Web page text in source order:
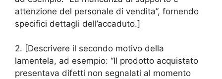
attenzione del personale di vendita”, fornendo
specifici dettagli dell’accaduto.]
2. [Descrivere il secondo motivo della
lamentela, ad esempio: “Il prodotto acquistato
presentava difetti non segnalati al momento